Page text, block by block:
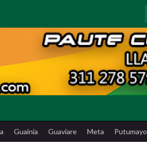
Guainia Guaviare Meta Putumayo